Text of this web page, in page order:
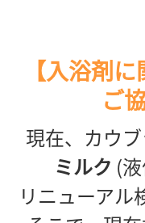
【入浴剤
ご
現在、カウ
ミルク (
リニューアル